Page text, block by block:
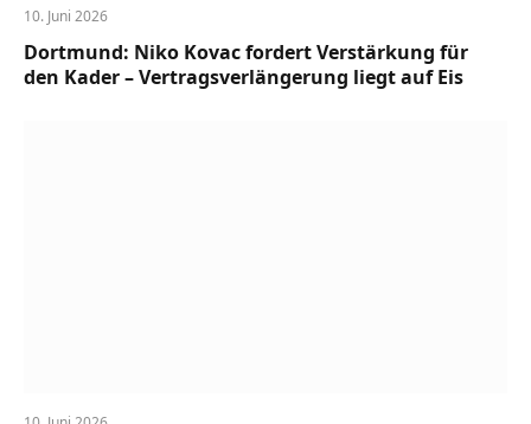
10. Juni 2026
Dortmund: Niko Kovac fordert Verstärkung für
den Kader – Vertragsverlängerung liegt auf Eis